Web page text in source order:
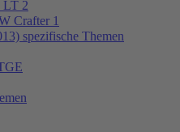
2
Crafter 1
spezifische Themen